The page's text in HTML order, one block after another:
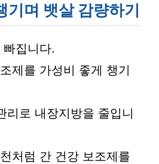
기며 뱃살 감량하기
집니다.
제를 가성비 좋게 챙기
리로 내장지방을 줄입니
처럼 간 건강 보조제를